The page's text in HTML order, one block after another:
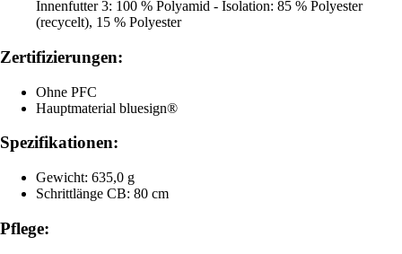
Innenfutter 3: 100 % Polyamid - Isolation: 85 % Polyester
(recycelt), 15 % Polyester
Zertifizierungen:
Ohne PFC
Hauptmaterial bluesign®
Spezifikationen:
Gewicht: 635,0 g
Schrittlänge CB: 80 cm
Pflege: